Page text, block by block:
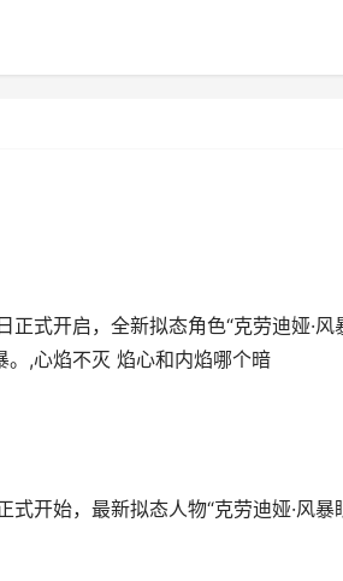
式开启，全新拟态角色“克劳迪娅·风
。,心焰不灭 焰心和内焰哪个暗
开始，最新拟态人物“克劳迪娅·风暴